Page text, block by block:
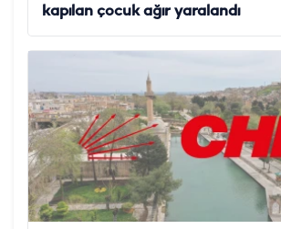
kapılan çocuk ağır yaralandı